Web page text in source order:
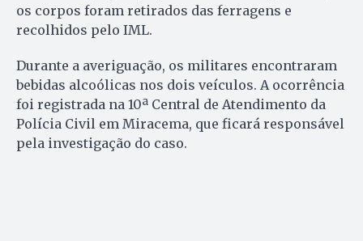
os corpos foram retirados das ferragens e
recolhidos pelo IML.
Durante a averiguação, os militares encontraram
bebidas alcoólicas nos dois veículos. A ocorrência
foi registrada na 10ª Central de Atendimento da
Polícia Civil em Miracema, que ficará responsável
pela investigação do caso.